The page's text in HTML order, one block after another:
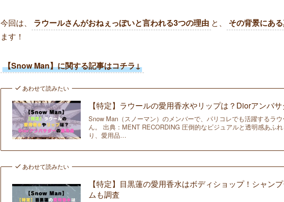
今回は、 ラウールさんがおねぇっぽいと言われる3つの理由 と、
その背景にあ
ます！
【Snow Man】に関する記事はコチラ↓
あわせて読みたい
【特定】ラウールの愛用香水やリップは？Diorアンバ
Snow Man（スノーマン）のメンバーで、パリコレでも活躍するラ
ん。 出典：MENT RECORDING 圧倒的なビジュアルと透明感あふ
り、愛用品…
あわせて読みたい
【特定】目黒蓮の愛用香水はボディショップ！シャン
ムも調査